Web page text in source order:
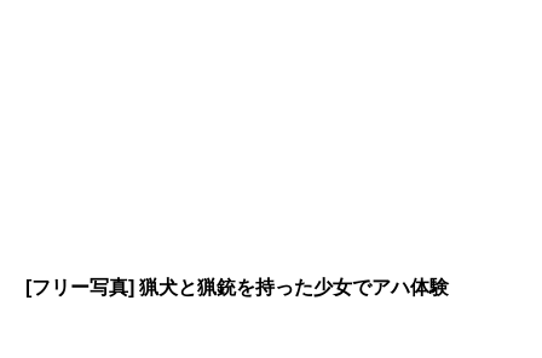
[フリー写真] 猟犬と猟銃を持った少女でアハ体験